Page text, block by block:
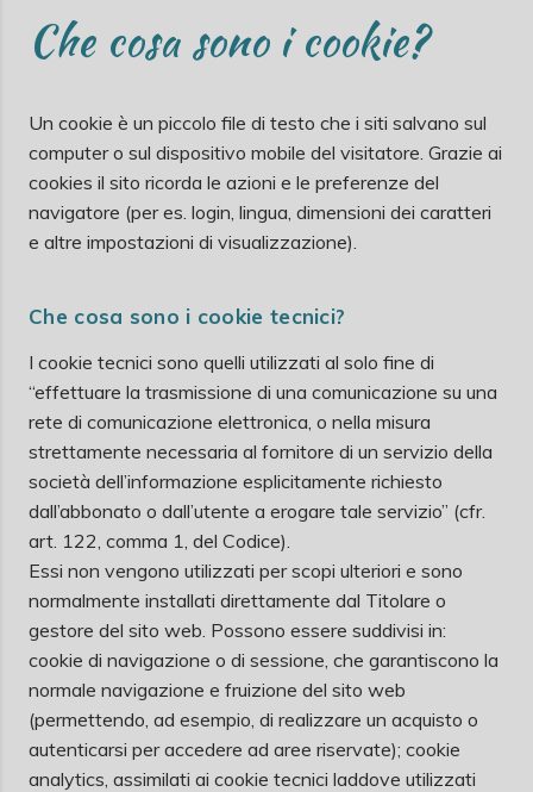
Che cosa sono i cookie?
Un cookie è un piccolo file di testo che i siti salvano sul
computer o sul dispositivo mobile del visitatore. Grazie ai
cookies il sito ricorda le azioni e le preferenze del
navigatore (per es. login, lingua, dimensioni dei caratteri
e altre impostazioni di visualizzazione).
Che cosa sono i cookie tecnici?
I cookie tecnici sono quelli utilizzati al solo fine di
“effettuare la trasmissione di una comunicazione su una
rete di comunicazione elettronica, o nella misura
strettamente necessaria al fornitore di un servizio della
società dell’informazione esplicitamente richiesto
dall’abbonato o dall’utente a erogare tale servizio” (cfr.
art. 122, comma 1, del Codice).
Essi non vengono utilizzati per scopi ulteriori e sono
normalmente installati direttamente dal Titolare o
gestore del sito web. Possono essere suddivisi in:
cookie di navigazione o di sessione, che garantiscono la
normale navigazione e fruizione del sito web
(permettendo, ad esempio, di realizzare un acquisto o
autenticarsi per accedere ad aree riservate); cookie
analytics, assimilati ai cookie tecnici laddove utilizzati